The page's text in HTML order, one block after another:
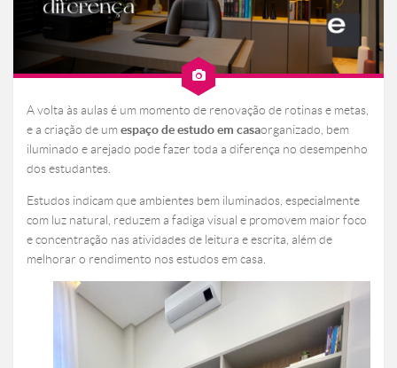
A volta às aulas é um momento de renovação de rotinas e metas,
e a criação de umespaço de estudo em casaorganizado, bem
iluminado e arejado pode fazer toda a diferença no desempenho
dos estudantes.
Estudos indicam que ambientes bem iluminados, especialmente
com luz natural, reduzem a fadiga visual e promovem maior foco
e concentração nas atividades de leitura e escrita, além de
melhorar o rendimento nos estudos em casa.